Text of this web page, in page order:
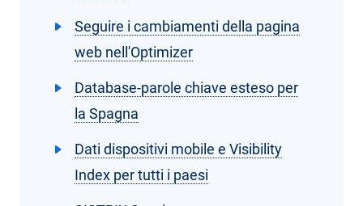
Seguire i cambiamenti della pagina
web nell'Optimizer
Database-parole chiave esteso per
la Spagna
Dati dispositivi mobile e Visibility
Index per tutti i paesi